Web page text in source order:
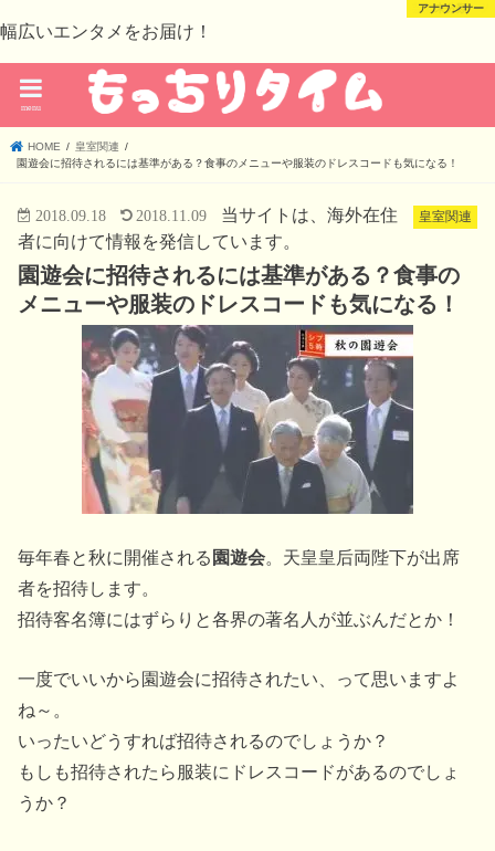
幅広いエンタメをお届け！
menu
HOME
皇室関連
園遊会に招待されるには基準がある？食事のメニューや服装のドレスコードも気になる！
皇室関連
2018.09.18 2018.11.09
当サイトは、海外在住
者に向けて情報を発信しています。
園遊会に招待されるには基準がある？食事の
メニューや服装のドレスコードも気になる！
毎年春と秋に開催される 園遊会。天皇皇后両陛下が出席
者を招待します。
招待客名簿にはずらりと各界の著名人が並ぶんだとか！
一度でいいから園遊会に招待されたい、って思いますよ
ね～。
いったいどうすれば招待されるのでしょうか？
もしも招待されたら服装にドレスコードがあるのでしょ
うか？
芸能・スポーツ
芸能・スポーツ
未分類
アナウンサー